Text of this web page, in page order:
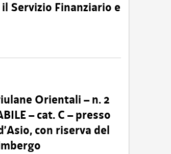
Servizio Finanziario e
Orientali – n. 2
– cat. C – presso
con riserva del